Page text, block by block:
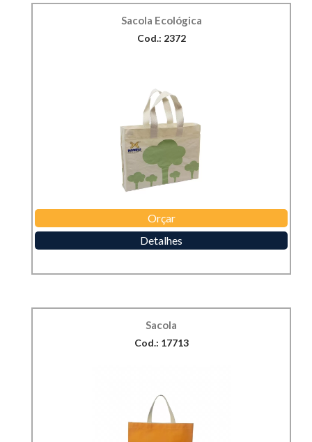
Sacola Ecológica
Cod.: 2372
Orçar
Detalhes
Sacola
Cod.: 17713